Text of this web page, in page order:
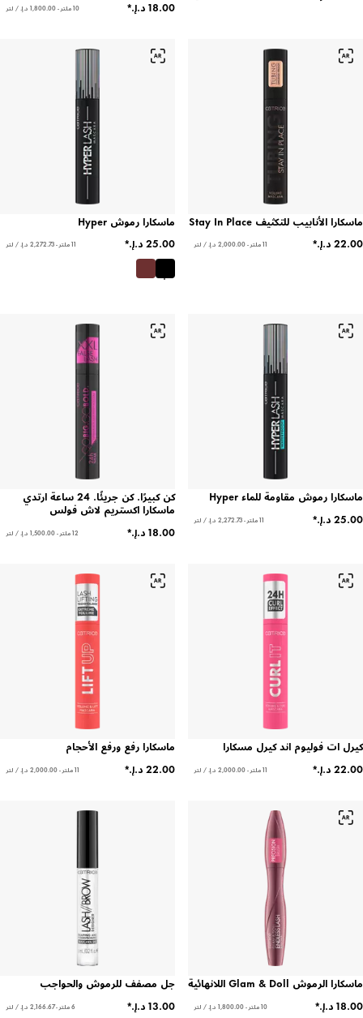
10 ملتر - ‏1,800.00 د.إ.‏ / لتر
ماسكارا الأنابيب للتكثيف Stay In Place
11 ملتر - ‏2,000.00 د.إ.‏ / لتر
ماسكارا رموش Hyper
11 ملتر - ‏2,272.73 د.إ.‏ / لتر
ماسكارا رموش مقاومة للماء Hyper
11 ملتر - ‏2,272.73 د.إ.‏ / لتر
كن كبيرًا. كن جريئًا. 24 ساعة ارتدي
ماسكارا اكستريم لاش فولس
12 ملتر - ‏1,500.00 د.إ.‏ / لتر
كيرل ات فوليوم اند كيرل مسكارا
11 ملتر - ‏2,000.00 د.إ.‏ / لتر
ماسكارا رفع ورفع الأحجام
11 ملتر - ‏2,000.00 د.إ.‏ / لتر
ماسكارا الرموش Glam & Doll اللانهائية
10 ملتر - ‏1,800.00 د.إ.‏ / لتر
جل مصفف للرموش والحواجب
6 ملتر - ‏2,166.67 د.إ.‏ / لتر